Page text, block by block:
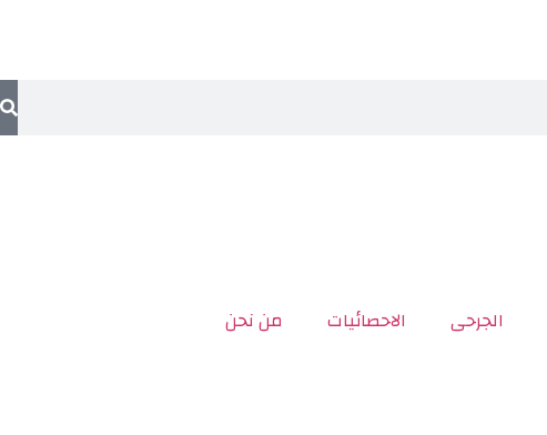
الجرحى الاحصائيات من نحن